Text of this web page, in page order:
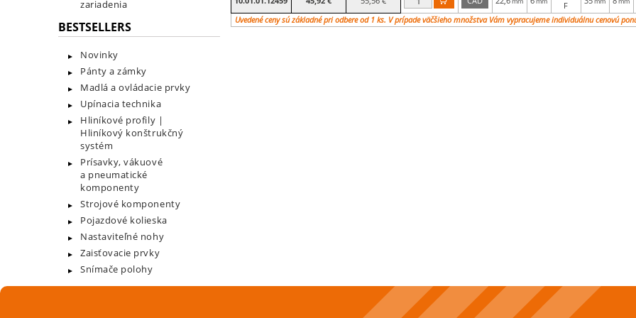
zariadenia
BESTSELLERS
Novinky
Pánty a zámky
Madlá a ovládacie prvky
Upínacia technika
Hliníkové profily |
Hliníkový konštrukčný
systém
Prísavky, vákuové
a pneumatické
komponenty
Strojové komponenty
Pojazdové kolieska
Nastaviteľné nohy
Zaisťovacie prvky
Snímače polohy
F
Uvedené ceny sú základné pri odbere od 1 ks. V prípade väčšieho množstva Vám vypracujeme individuálnu cenovú